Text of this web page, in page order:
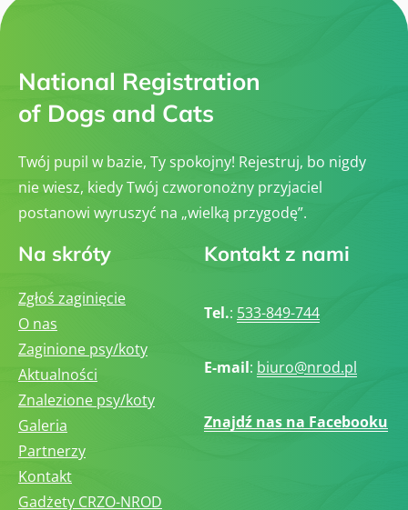
National Registration
of Dogs and Cats
Twój pupil w bazie, Ty spokojny! Rejestruj, bo nigdy
nie wiesz, kiedy Twój czworonożny przyjaciel
postanowi wyruszyć na „wielką przygodę”.
Na skróty
Zgłoś zaginięcie
O nas
Zaginione psy/koty
Aktualności
Znalezione psy/koty
Galeria
Partnerzy
Kontakt
Gadżety CRZO-NROD
Kontakt z nami
Tel.: 533-849-744
E-mail: biuro@nrod.pl
Znajdź nas na Facebooku